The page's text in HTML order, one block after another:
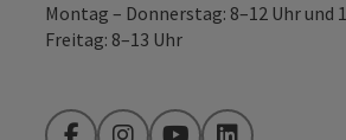
Montag – Donnerstag: 8–12 Uhr und
Freitag: 8–13 Uhr